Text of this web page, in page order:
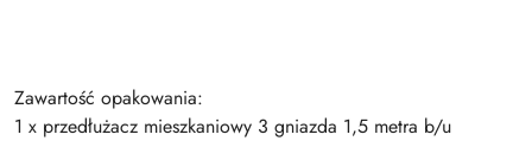
Zawartość opakowania:
1 x przedłużacz mieszkaniowy 3 gniazda 1,5 metra b/u